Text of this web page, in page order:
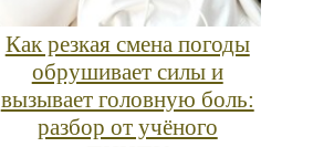
Как резкая смена погоды
обрушивает силы и
вызывает головную боль:
разбор от учёного